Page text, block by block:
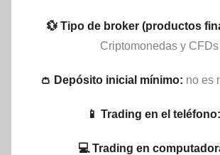
💱 Tipo de broker (productos
Criptomonedas y CFDs
👛 Depósito inicial mínimo: no es
📱 Trading en el teléfono:
💻 Trading en